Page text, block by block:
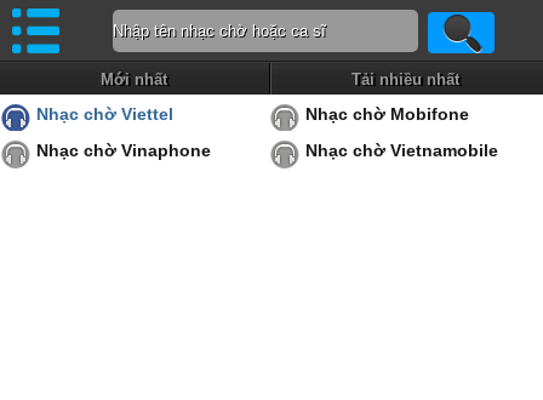
Mới nhất Tải nhiều nhất
Nhạc chờ Viettel
Nhạc chờ Mobifone
Nhạc chờ Vinaphone
Nhạc chờ Vietnamobile